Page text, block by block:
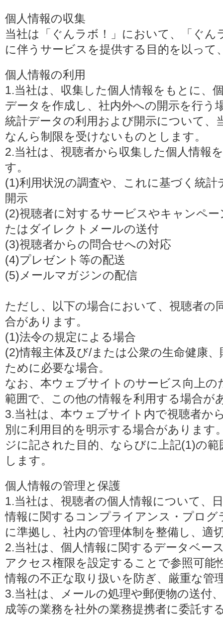
個人情報の収集
当社は「ぐんラボ！」において、「ぐ
に伴うサービスを提供する目的を以って
個人情報の利用
1.当社は、収集した個人情報をもとに、
データを作成し、社内外への開示を行う
統計データの利用および開示について、
なんら制限を受けないものとします。
2.当社は、視聴者から収集した個人情報
す。
(1)利用状況の調査や、これに基づく統
開示
(2)視聴者に対するサービスやキャンペ
たはダイレクトメールの送付
(3)視聴者からの問合せへの対応
(4)プレゼント等の配送
(5)メールマガジンの配信
ただし、以下の場合において、視聴者の
合があります。
(1)法令の規定による場合
(2)情報主体及び/または公衆の生命健康
ために必要な場合。
なお、本ウェブサイトのサービス向上
範囲で、この他の情報を利用する場合が
3.当社は、本ウェブサイト内で視聴者か
別に利用目的を明示する場合があります
ジに記された目的、ならびに上記(1)の
します。
個人情報の管理と保護
1.当社は、視聴者の個人情報について、
情報に関するコンプライアンス・プロ
に準拠し、社内の管理体制を整備し、適
2.当社は、個人情報に関するデータベー
アクセス権限を設定することで参照可能
情報の不正な取り扱いを防ぎ、厳重な管
3.当社は、メールの処理や郵便物の送付
成等の業務を社外の業務提携者に委託す